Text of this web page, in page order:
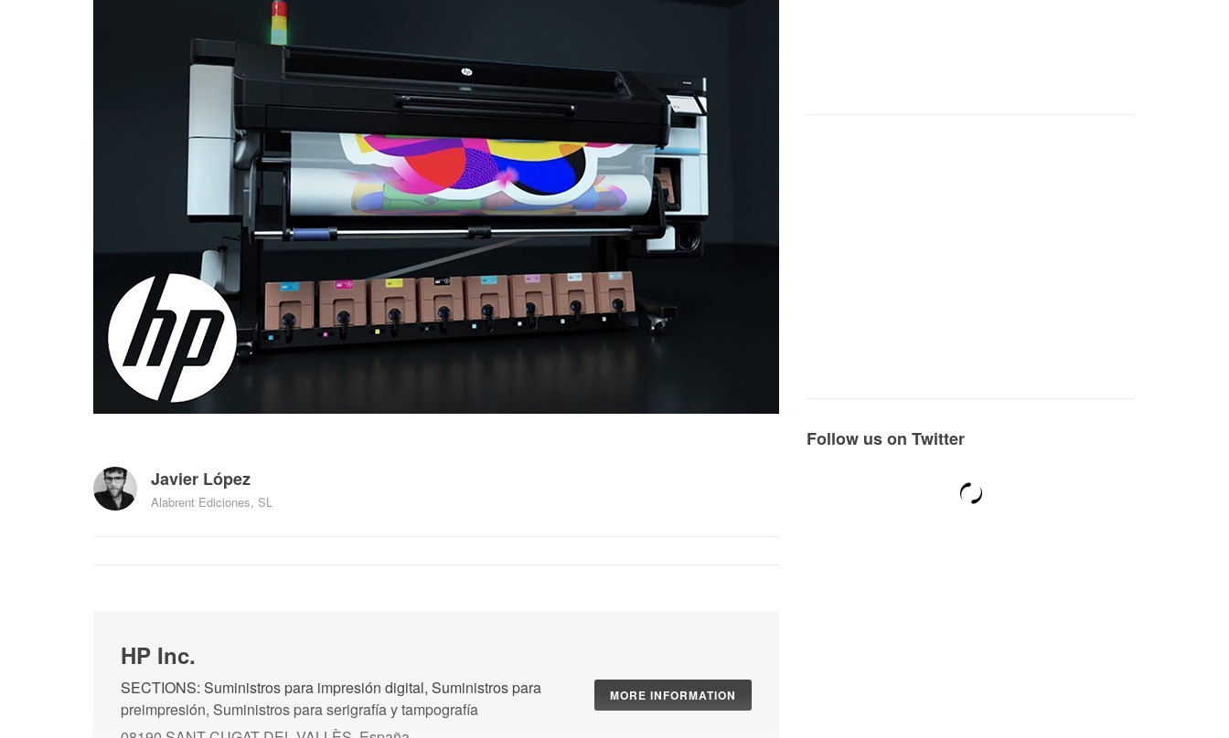
Javier López
Alabrent Ediciones, SL
HP Inc.
SECTIONS: Suministros para impresión digital, Suministros para
preimpresión, Suministros para serigrafía y tampografía
MORE INFORMATION
Follow us on Twitter